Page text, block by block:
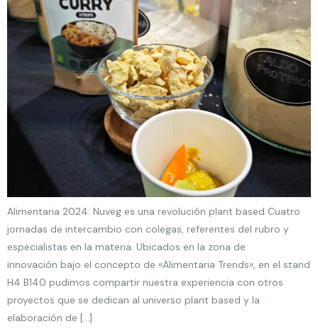
Alimentaria 2024: Nuveg es una revolución plant based Cuatro
jornadas de intercambio con colegas, referentes del rubro y
especialistas en la materia. Ubicados en la zona de
innovación bajo el concepto de «Alimentaria Trends», en el stand
H4 B140 pudimos compartir nuestra experiencia con otros
proyectos que se dedican al universo plant based y la
elaboración de […]